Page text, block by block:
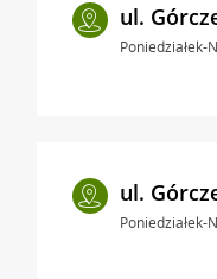
ul.
Poniedziałek-
ul.
Poniedziałek-